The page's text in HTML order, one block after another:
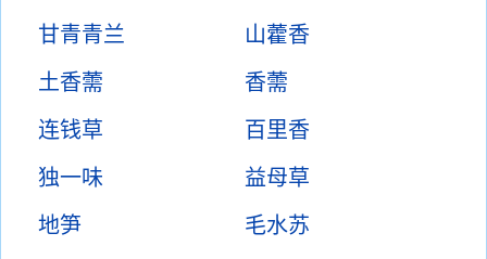
甘青青兰
山藿香
土香薷
香薷
连钱草
百里香
独一味
益母草
地笋
毛水苏